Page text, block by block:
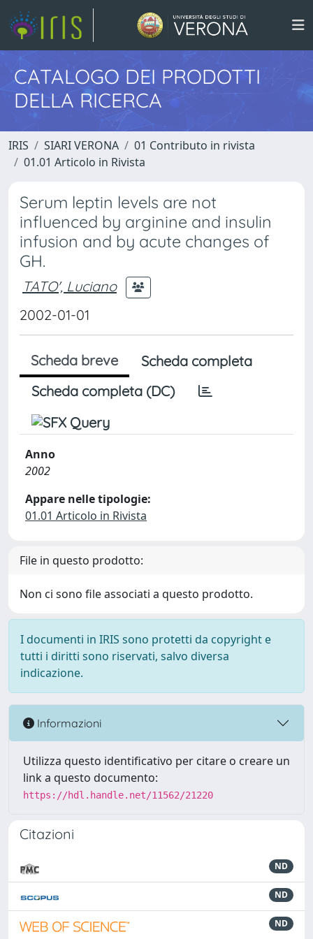
CATALOGO DEI PRODOTTI
DELLA RICERCA
IRIS SIARI VERONA
01 Contributo in rivista
01.01 Articolo in Rivista
Serum leptin levels are not
influenced by arginine and insulin
infusion and by acute changes of
GH.
TATO', Luciano
2002-01-01
Scheda breve
Scheda completa
Scheda completa (DC)
Anno
2002
Appare nelle tipologie:
01.01 Articolo in Rivista
File in questo prodotto:
Non ci sono file associati a questo prodotto.
I documenti in IRIS sono protetti da copyright e
tutti i diritti sono riservati, salvo diversa
indicazione.
Informazioni
Utilizza questo identificativo per citare o creare un
link a questo documento:
https://hdl.handle.net/11562/21220
Citazioni
ND
ND
ND